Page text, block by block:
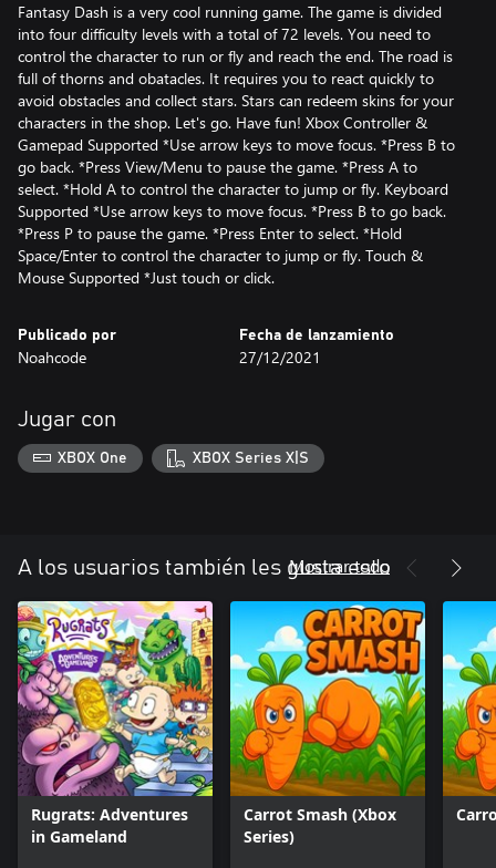
Fantasy Dash is a very cool running game. The game is divided
into four difficulty levels with a total of 72 levels. You need to
control the character to run or fly and reach the end. The road is
full of thorns and obatacles. It requires you to react quickly to
avoid obstacles and collect stars. Stars can redeem skins for your
characters in the shop. Let's go. Have fun! Xbox Controller &
Gamepad Supported *Use arrow keys to move focus. *Press B to
go back. *Press View/Menu to pause the game. *Press A to
select. *Hold A to control the character to jump or fly. Keyboard
Supported *Use arrow keys to move focus. *Press B to go back.
*Press P to pause the game. *Press Enter to select. *Hold
Space/Enter to control the character to jump or fly. Touch &
Mouse Supported *Just touch or click.
Publicado por
Noahcode
Fecha de lanzamiento
27/12/2021
Jugar con
XBOX One XBOX Series X|S
A los usuarios también les gusta esto
Mostrar todo
Rugrats: Adventures
in Gameland
Carrot Smash (Xbox
Series)